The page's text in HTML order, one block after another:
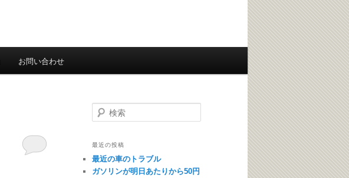
お問い合わせ
最近の投稿
最近の車のトラブル
ガソリンが明日あたりから50円